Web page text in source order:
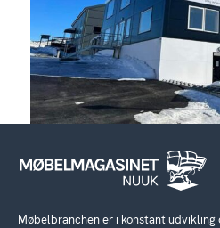
Møbelbranchen er i konstant udvikling